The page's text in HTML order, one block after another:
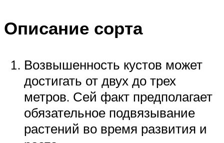
Описание сорта
Возвышенность кустов может
достигать от двух до трех
метров. Сей факт предполагает
обязательное подвязывание
растений во время развития и